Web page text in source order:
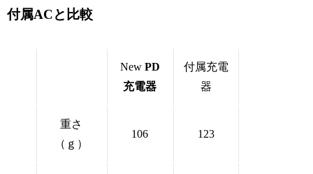
付属ACと比較
New PD
充電器
付属充電
器
重さ
（ｇ）
106 123